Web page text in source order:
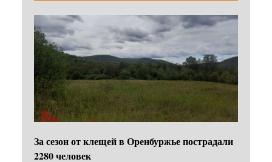
За сезон от клещей в Оренбуржье пострадали
2280 человек